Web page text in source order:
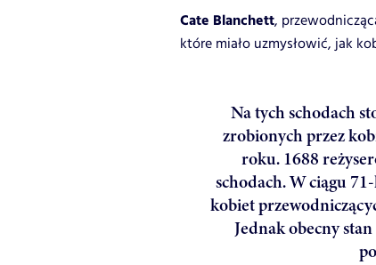
Cate Blanchett,
które miało uzmysłowić, jak
Na tych schodach
zrobionych przez
roku. 1688
schodach. W ciągu
kobiet
Jednak obecny